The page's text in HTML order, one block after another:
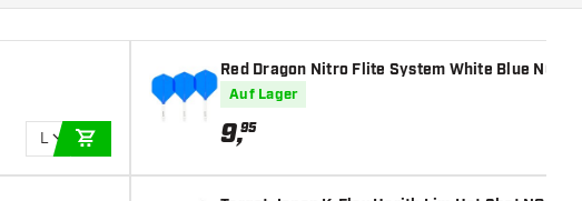
L
IN DEN WARENKORB
Red Dragon Nitro Flite System White Blue NO2 -
Auf Lager
9,95